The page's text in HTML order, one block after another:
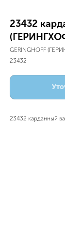
23432
GERINGHOFF
23432
23432 карданный